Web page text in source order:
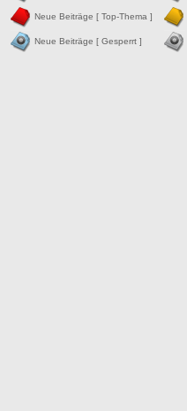
Neue Beiträge [ Top-Thema ]
Neue Beiträge [ Gesperrt ]